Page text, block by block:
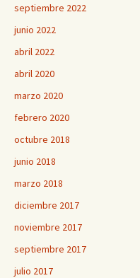
septiembre 2022
junio 2022
abril 2022
abril 2020
marzo 2020
febrero 2020
octubre 2018
junio 2018
marzo 2018
diciembre 2017
noviembre 2017
septiembre 2017
julio 2017